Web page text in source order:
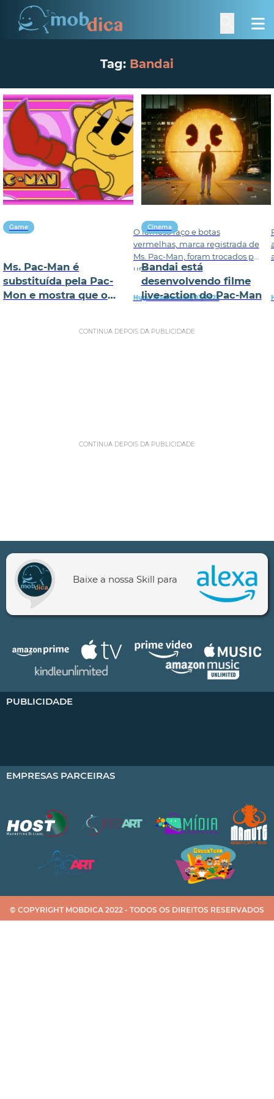
Tag: Bandai
Game
Ms. Pac-Man é
substituída pela Pac-
Mon e mostra que o
O famoso laço e botas
vermelhas, marca registrada de
Ms. Pac-Man, foram trocados por
um
Hugo Machado08/03/2023
Cinema
Bandai está
desenvolvendo filme
live-action do Pac-Man
CONTINUA DEPOIS DA PUBLICIDADE
CONTINUA DEPOIS DA PUBLICIDADE
Baixe a nossa Skill para
PUBLICIDADE
EMPRESAS PARCEIRAS
© COPYRIGHT MOBDICA 2022 - TODOS OS DIREITOS RESERVADOS